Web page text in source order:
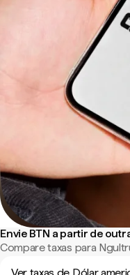
Envie BTN a partir de
Compare taxas para